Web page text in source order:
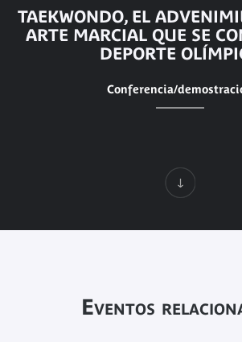
TAEKWONDO, EL
ARTE MARCIAL QUE SE
DEPORTE
Conferencia/
Eventos